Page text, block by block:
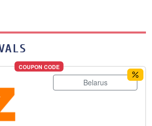
COUPON CODE
Belarus